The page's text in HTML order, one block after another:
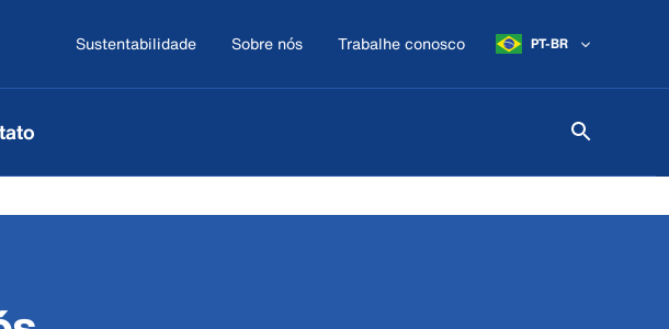
Sustentabilidade Sobre nós Trabalhe conosco PT-BR